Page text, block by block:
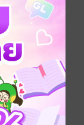
ข่าย
นใจได้ศึกษา
เนื้อหาด้าน
ป็นแนวทาง
ยที่สามารถ
ช้งาน
ชิงลึกเป็น พื้น